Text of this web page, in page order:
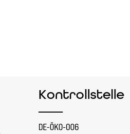
Kontrollstelle
DE-ÖKO-006